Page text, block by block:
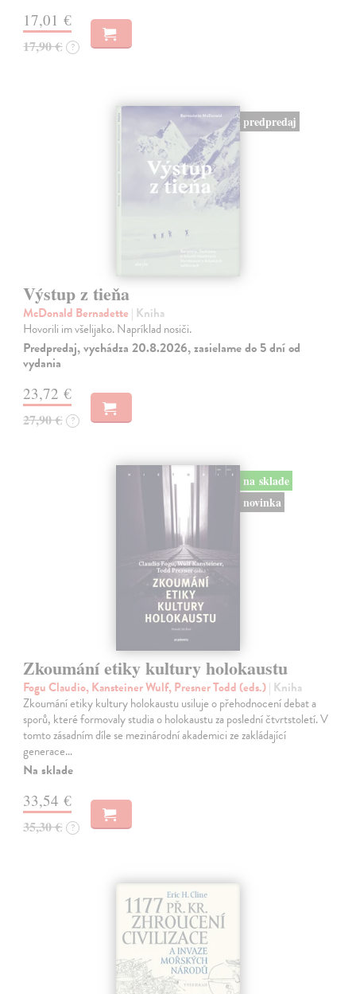
17,01 €
17,90 € ?
predpredaj
Výstup z tieňa
McDonald Bernadette | Kniha
Hovorili im všelijako. Napríklad nosiči.
Predpredaj, vychádza 20.8.2026, zasielame do 5 dní od
vydania
23,72 €
27,90 € ?
na sklade
novinka
Zkoumání etiky kultury holokaustu
Fogu Claudio, Kansteiner Wulf, Presner Todd (eds.)| Kniha
Zkoumání etiky kultury holokaustu usiluje o přehodnocení debat a
sporů, které formovaly studia o holokaustu za poslední čtvrtstoletí. V
tomto zásadním díle se mezinárodní akademici ze zakládající
generace…
Na sklade
33,54 €
35,30 € ?